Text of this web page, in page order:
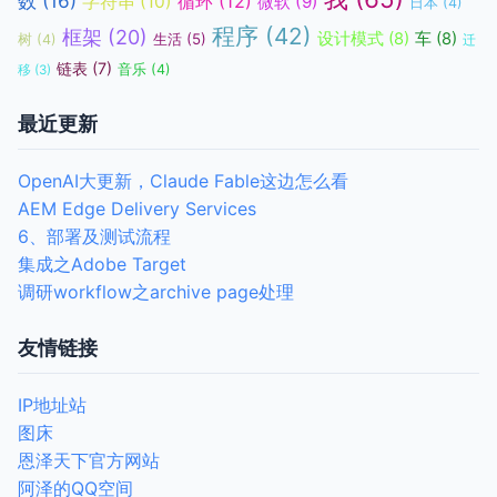
树 (4) 框架 (20) 生活 (5) 程序 (42) 设计模式 (8) 车 (8) 迁
移 (3) 链表 (7) 音乐 (4)
最近更新
OpenAI大更新，Claude Fable这边怎么看
AEM Edge Delivery Services
6、部署及测试流程
集成之Adobe Target
调研workflow之archive page处理
友情链接
IP地址站
图床
恩泽天下官方网站
阿泽的QQ空间